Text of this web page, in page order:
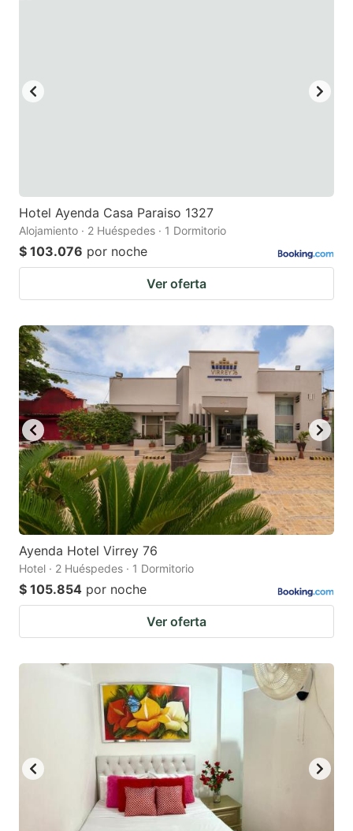
for
changing
dates.
changing
Hotel Ayenda Casa Paraiso 1327
Alojamiento · 2 Huéspedes · 1 Dormitorio
$ 103.076 por noche
Ver oferta
Ayenda Hotel Virrey 76
Hotel · 2 Huéspedes · 1 Dormitorio
$ 105.854 por noche
Ver oferta